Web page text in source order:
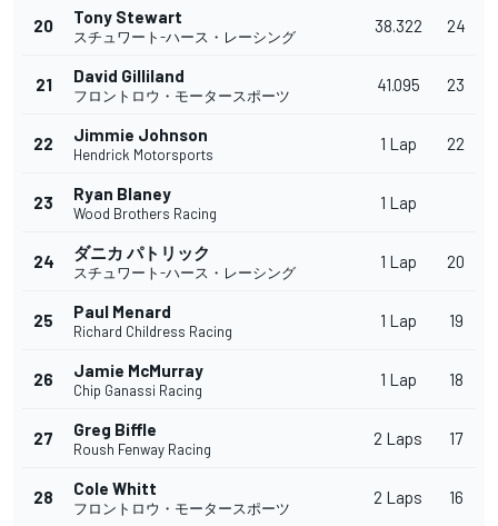
20 Tony Stewart
スチュワート-ハース・レーシング
38.322 24
21 David Gilliland
フロントロウ・モータースポーツ
41.095 23
22 Jimmie Johnson
Hendrick Motorsports
1 Lap 22
23 Ryan Blaney
Wood Brothers Racing
1 Lap
24 ダニカ パトリック
スチュワート-ハース・レーシング
1 Lap 20
25 Paul Menard
Richard Childress Racing
1 Lap 19
26 Jamie McMurray
Chip Ganassi Racing
1 Lap 18
27 Greg Biffle
Roush Fenway Racing
2 Laps 17
28 Cole Whitt
フロントロウ・モータースポーツ
2 Laps 16